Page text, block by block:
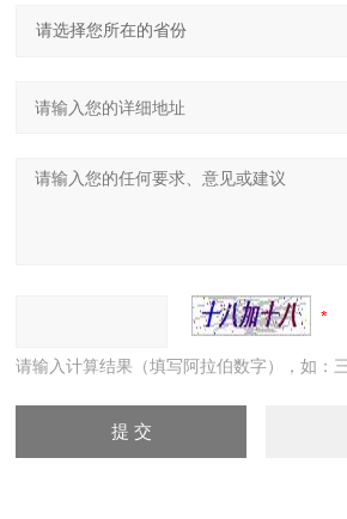
请输入计算结果（填写阿拉伯数字），如：